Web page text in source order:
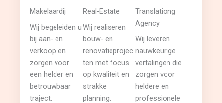
Makelaardij
Wij begeleiden u
bij aan- en
verkoop en
zorgen voor
een helder en
betrouwbaar
traject.
Real-Estate
Wij realiseren
bouw- en
renovatieprojec
ten met focus
op kwaliteit en
strakke
planning.
Translationg
Agency
Wij leveren
nauwkeurige
vertalingen die
zorgen voor
heldere en
professionele